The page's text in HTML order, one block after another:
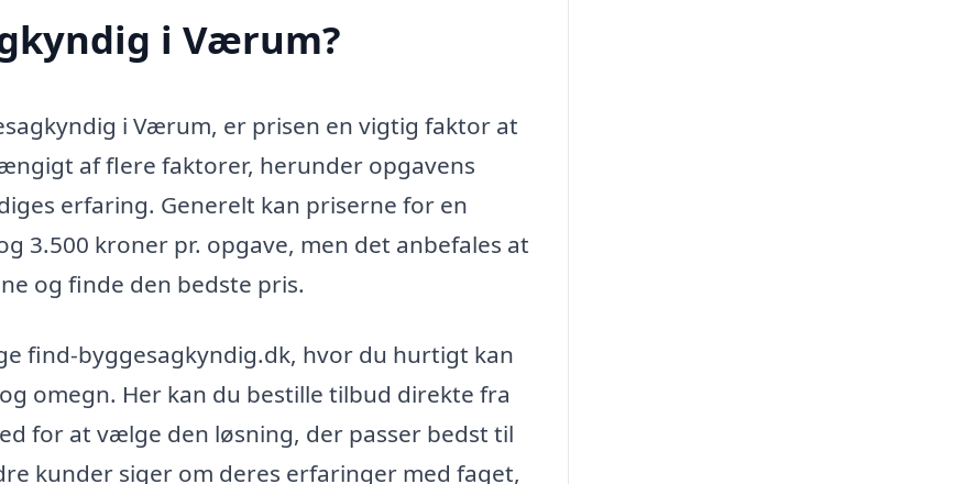
i Værum?
i Værum, er prisen en vigtig faktor at
af flere faktorer, herunder opgavens
erfaring. Generelt kan priserne for en
3.500 kroner pr. opgave, men det anbefales at
og finde den bedste pris.
find-byggesagkyndig.dk, hvor du hurtigt kan
omegn. Her kan du bestille tilbud direkte fra
for at vælge den løsning, der passer bedst til
kunder siger om deres erfaringer med faget,